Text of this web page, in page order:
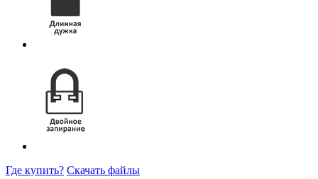
Где купить? Скачать файлы